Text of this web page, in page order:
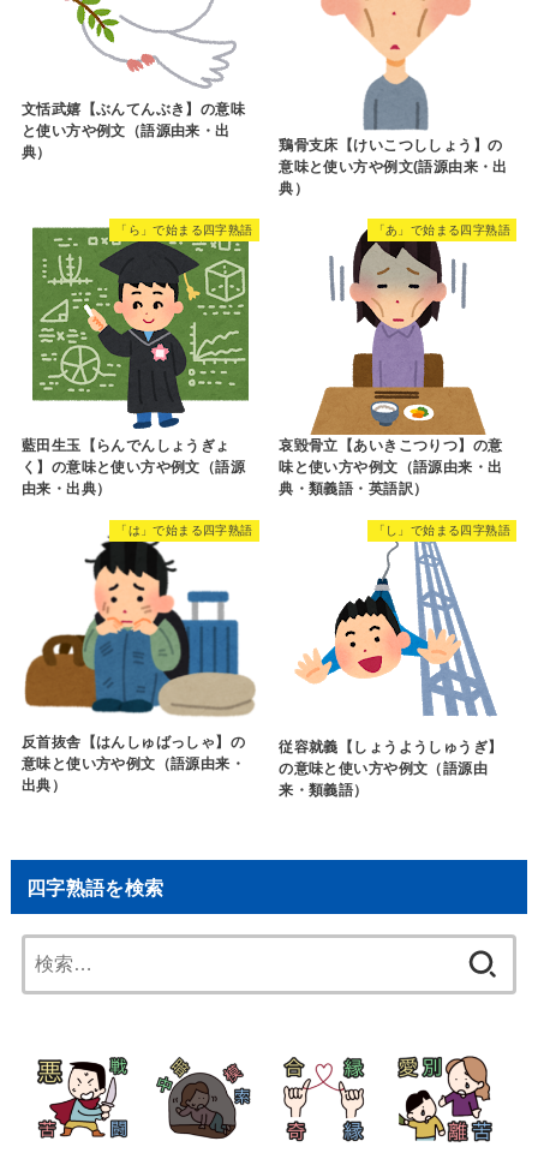
文恬武嬉【ぶんてんぶき】の意味
と使い方や例文（語源由来・出
典）
鶏骨支床【けいこつししょう】の
意味と使い方や例文(語源由来・出
典）
「ら」で始まる四字熟語
藍田生玉【らんでんしょうぎょ
く】の意味と使い方や例文（語源
由来・出典）
「あ」で始まる四字熟語
哀毀骨立【あいきこつりつ】の意
味と使い方や例文（語源由来・出
典・類義語・英語訳）
「は」で始まる四字熟語
反首抜舎【はんしゅばっしゃ】の
意味と使い方や例文（語源由来・
出典）
「し」で始まる四字熟語
従容就義【しょうようしゅうぎ】
の意味と使い方や例文（語源由
来・類義語）
四字熟語を検索
索: